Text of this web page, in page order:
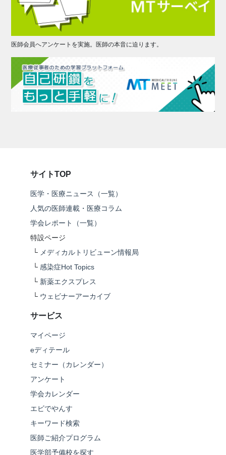
医師会員へアンケートを実施。医師の本音に迫ります。
サイトTOP
医学・医療ニュース（一覧）
人気の医師連載・医療コラム
学会レポート（一覧）
特設ページ
└ メディカルトリビューン情報局
└ 感染症Hot Topics
└ 新薬エクスプレス
└ ウェビナーアーカイブ
サービス
マイページ
eディテール
セミナー（カレンダー）
アンケート
学会カレンダー
エビでやんす
キーワード検索
医師ご紹介プログラム
医学部予備校を探す